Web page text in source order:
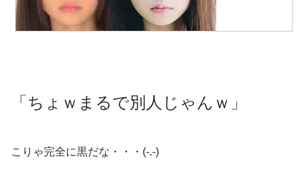
「ちょｗまるで別人じゃんｗ」
こりゃ完全に黒だな・・・(-.-)